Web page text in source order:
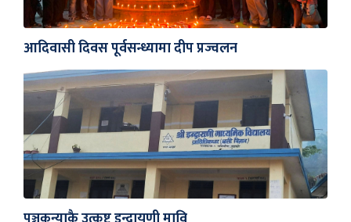
आदिवासी दिवस पूर्वसन्ध्यामा दीप प्रज्वलन